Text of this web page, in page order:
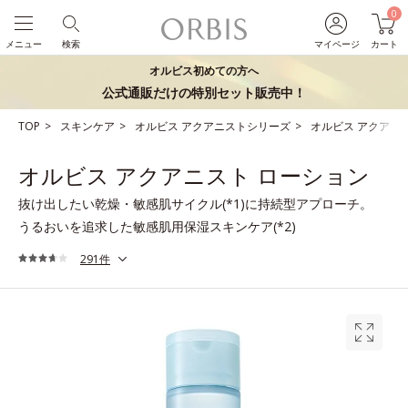
マイページ
0
カート
検索
メニュー
オルビス初めての方へ
公式通販だけの特別セット販売中！
TOP スキンケア オルビス アクアニストシリーズ オルビス アクアニ
オルビス アクアニスト ローション
抜け出したい乾燥・敏感肌サイクル(*1)に持続型アプローチ。
うるおいを追求した敏感肌用保湿スキンケア(*2)
291件